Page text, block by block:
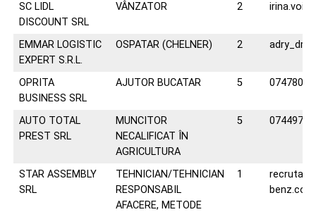
SC LIDL
DISCOUNT SRL
VÂNZATOR 2
EMMAR LOGISTIC
EXPERT S.R.L.
OSPATAR (CHELNER) 2
OPRITA
BUSINESS SRL
AJUTOR BUCATAR 5
AUTO TOTAL
PREST SRL
MUNCITOR
NECALIFICAT ÎN
AGRICULTURA
5
STAR ASSEMBLY
SRL
TEHNICIAN/TEHNICIAN
RESPONSABIL
AFACERE, METODE
1
benz.com